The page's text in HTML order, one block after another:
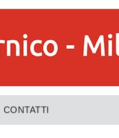
CONTATTI